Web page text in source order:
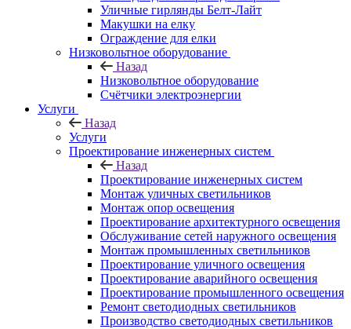
Уличные гирлянды Белт-Лайт
Макушки на елку
Ограждение для елки
Низковольтное оборудование
Назад
Низковольтное оборудование
Счётчики электроэнергии
Услуги
Назад
Услуги
Проектирование инженерных систем
Назад
Проектирование инженерных систем
Монтаж уличных светильников
Монтаж опор освещения
Проектирование архитектурного освещения
Обслуживание сетей наружного освещения
Монтаж промышленных светильников
Проектирование уличного освещения
Проектирование аварийного освещения
Проектирование промышленного освещения
Ремонт светодиодных светильников
Производство светодиодных светильников